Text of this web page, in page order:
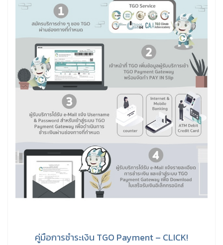
คู่มือการชำระเงิน TGO Payment – CLICK!